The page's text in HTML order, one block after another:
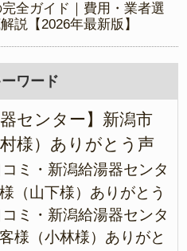
全ガイド｜費用・業者選
説【2026年最新版】
ワード
センター】新潟市
様）ありがとう声
コミ・新潟給湯器センタ
（山下様）ありがとう
コミ・新潟給湯器センタ
様（小林様）ありがと